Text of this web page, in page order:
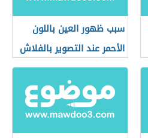
سبب ظهور العين باللون
الأحمر عند التصوير بالفلاش